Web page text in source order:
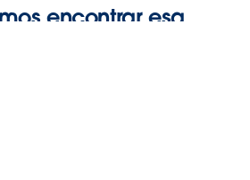
encontrar esa